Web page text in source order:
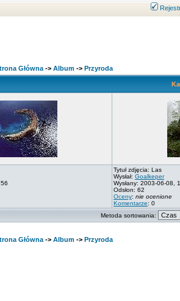
Główna -> Album -> Przyroda
Tytuł zdjęcia: Las
Wysłał: Goalkeper
Wysłany: 2003-06-08,
Odsłon: 62
Oceny: nie ocenione
Komentarze: 0
Metoda sortowania:
Główna -> Album -> Przyroda